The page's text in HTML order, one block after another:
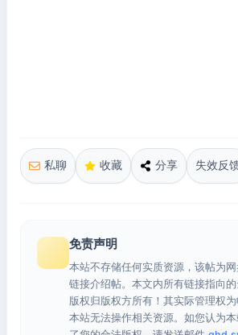
私聊 收藏 分享 失效反
免责声明
本站不存储任何实质资源，该帖为
链接介绍帖。本文内所有链接指向
版权归版权方所有！其实际管理权为
本站无法操作相关资源。如您认为